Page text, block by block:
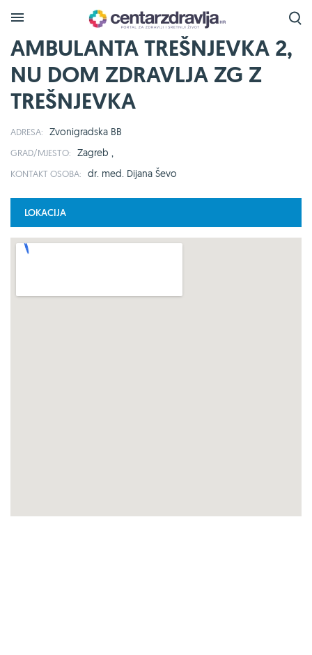
AMBULANTA TREŠNJEVKA 2,
NU DOM ZDRAVLJA ZG Z
TREŠNJEVKA
ADRESA: Zvonigradska BB
GRAD/MJESTO: Zagreb ,
KONTAKT OSOBA: dr. med. Dijana Ševo
LOKACIJA